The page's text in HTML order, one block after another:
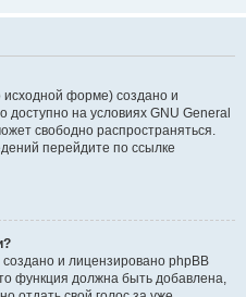
исходной форме) создано и
доступно на условиях GNU General
свободно распространяться.
перейдите по ссылке
и лицензировано phpBB
функция должна быть добавлена,